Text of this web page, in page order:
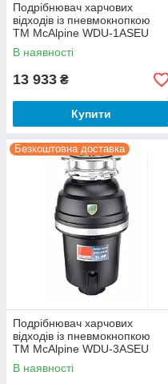
Подрібнювач харчових
відходів із пневмокнопкою
ТМ McAlpine WDU-1ASEU
В наявності
13 933 ₴
Купити
Безкоштовна доставка
Подрібнювач харчових
відходів із пневмокнопкою
ТМ McAlpine WDU-3ASEU
В наявності